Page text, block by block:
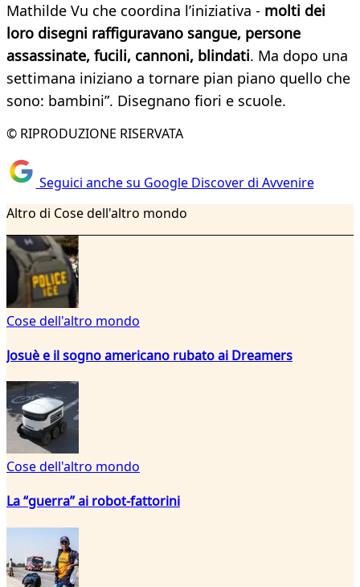
Mathilde Vu che coordina l’iniziativa - molti dei
loro disegni raffiguravano sangue, persone
assassinate, fucili, cannoni, blindati. Ma dopo una
settimana iniziano a tornare pian piano quello che
sono: bambini”. Disegnano fiori e scuole.
© RIPRODUZIONE RISERVATA
Seguici anche su Google Discover di Avvenire
Altro di Cose dell'altro mondo
Cose dell'altro mondo
Josuè e il sogno americano rubato ai Dreamers
Cose dell'altro mondo
La “guerra” ai robot-fattorini